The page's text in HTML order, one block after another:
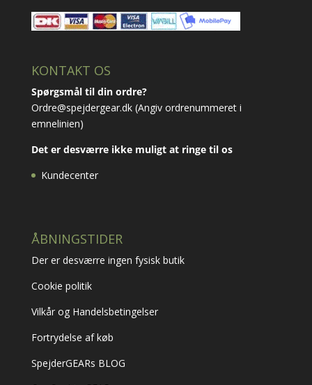
KONTAKT OS
Spørgsmål til din ordre?
Ordre@spejdergear.dk(Angiv ordrenummeret i
emnelinien)
Det er desværre ikke muligt at ringe til os
Kundecenter
ÅBNINGSTIDER
Der er desværre ingen fysisk butik
Cookie politik
Vilkår og Handelsbetingelser
Fortrydelse af køb
SpejderGEARs BLOG